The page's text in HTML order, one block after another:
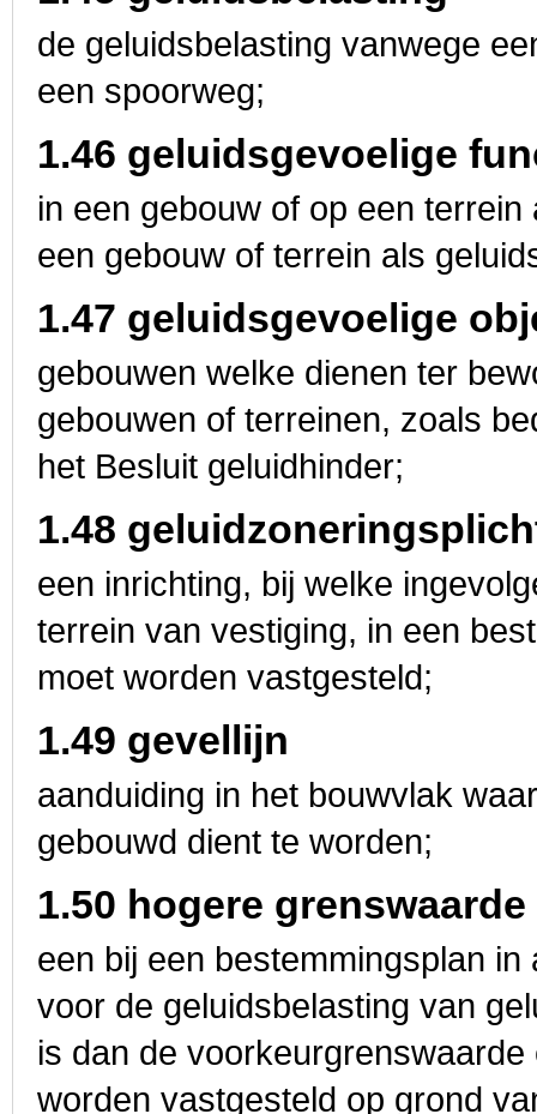
de geluidsbelasting vanwege
een spoorweg;
1.46 geluidsgevoelige
in een gebouw of op een
een gebouw of terrein als
1.47 geluidsgevoelige
gebouwen welke dienen ter
gebouwen of terreinen, zoals
het Besluit geluidhinder;
1.48
een inrichting, bij welke
terrein van vestiging, in een
moet worden vastgesteld;
1.49 gevellijn
aanduiding in het bouwvlak
gebouwd dient te worden;
1.50 hogere grenswaarde
een bij een bestemmingsplan
voor de geluidsbelasting van
is dan de
worden vastgesteld op grond